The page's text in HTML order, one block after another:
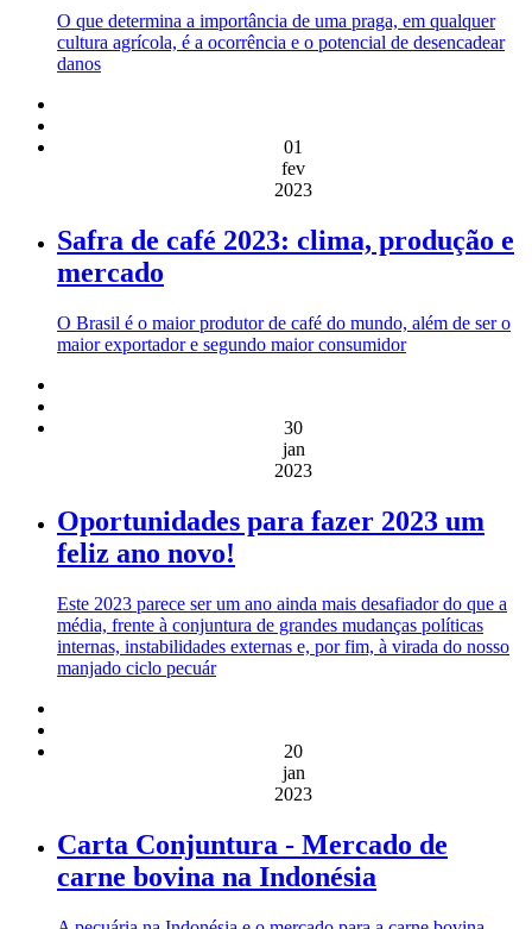
O que determina a importância de uma praga, em qualquer
cultura agrícola, é a ocorrência e o potencial de desencadear
danos
01
fev
2023
Safra de café 2023: clima, produção e
mercado
O Brasil é o maior produtor de café do mundo, além de ser o
maior exportador e segundo maior consumidor
30
jan
2023
Oportunidades para fazer 2023 um
feliz ano novo!
Este 2023 parece ser um ano ainda mais desafiador do que a
média, frente à conjuntura de grandes mudanças políticas
internas, instabilidades externas e, por fim, à virada do nosso
manjado ciclo pecuár
20
jan
2023
Carta Conjuntura - Mercado de
carne bovina na Indonésia